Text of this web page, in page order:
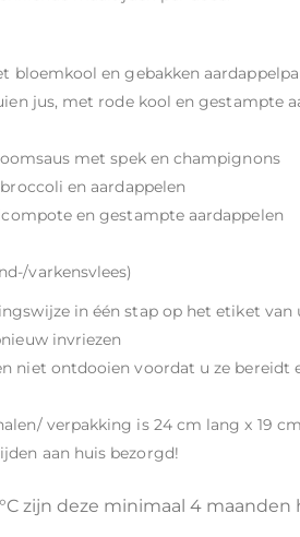
bloemkool en gebakken
jus, met rode kool en gestampte
met spek en champignons
en aardappelen
en gestampte aardappelen
varkensvlees)
in één stap op het etiket van
invriezen
niet ontdooien voordat u ze bereidt
verpakking is 24 cm lang x 19
aan huis bezorgd!
zijn deze minimaal 4 maanden